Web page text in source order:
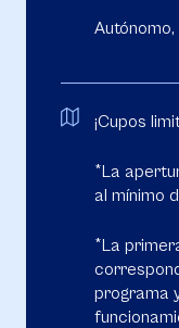
¡Cupos
*La
al mínimo
*La
programa